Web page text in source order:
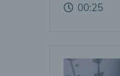
00:25